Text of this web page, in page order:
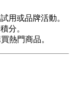
用或品牌活動。
分。
熱門商品。